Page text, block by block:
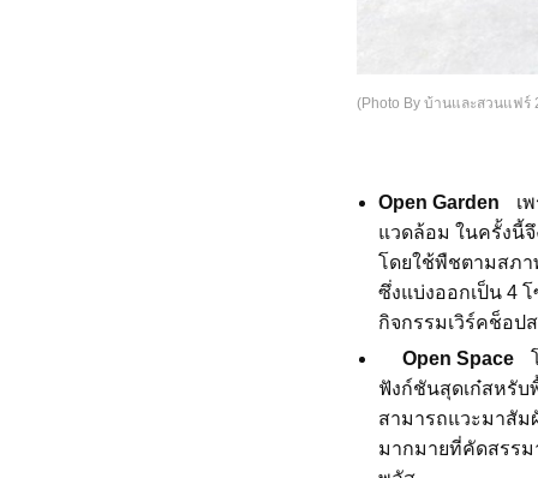
(Photo By บ้านและสวนแฟร์
Open Garden เ
แวดล้อม ในครั้งนี้จึ
โดยใช้พืชตามสภา
ซึ่งแบ่งออกเป็น 4
กิจกรรมเวิร์คช็อป
Open Space
ฟังก์ชันสุดเก๋สหรับ
สามารถแวะมาสัม
มากมายที่คัดสรร